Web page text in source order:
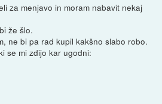
za menjavo in moram nabavit nekaj
že šlo.
ne bi pa rad kupil kakšno slabo robo.
se mi zdijo kar ugodni: